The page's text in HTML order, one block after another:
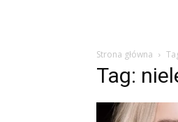
Strona główna
Tag: